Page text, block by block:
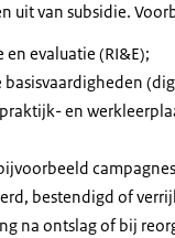
uit van subsidie.
evaluatie (RI&E);
en
bestendigd of
na ontslag of bij